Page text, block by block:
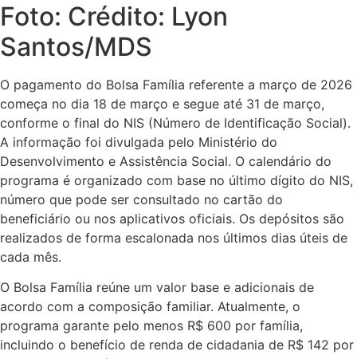
Foto: Crédito: Lyon
Santos/MDS
O pagamento do Bolsa Família referente a março de 2026
começa no dia 18 de março e segue até 31 de março,
conforme o final do NIS (Número de Identificação Social).
A informação foi divulgada pelo Ministério do
Desenvolvimento e Assistência Social. O calendário do
programa é organizado com base no último dígito do NIS,
número que pode ser consultado no cartão do
beneficiário ou nos aplicativos oficiais. Os depósitos são
realizados de forma escalonada nos últimos dias úteis de
cada mês.
O Bolsa Família reúne um valor base e adicionais de
acordo com a composição familiar. Atualmente, o
programa garante pelo menos R$ 600 por família,
incluindo o benefício de renda de cidadania de R$ 142 por